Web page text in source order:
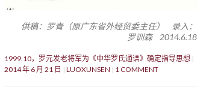
供稿：罗青（原广东省外经贸委主任） 录入：
罗训森 2014.6.18
1999.10，罗元发老将军为《中华罗氏通谱》确定指导思想
2014 年 6 月 21 日
LUOXUNSEN 1 COMMENT